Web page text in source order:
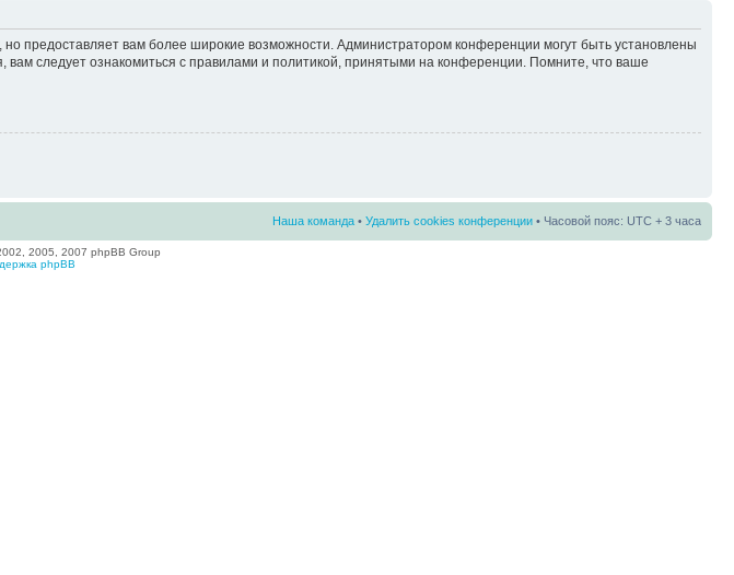
предоставляет вам более широкие возможности. Администратором конференции могут быть установлены
следует ознакомиться с правилами и политикой, принятыми на конференции. Помните, что ваше
Наша команда • Удалить cookies конференции • Часовой пояс: UTC + 3 часа
2005, 2007 phpBB Group
phpBB